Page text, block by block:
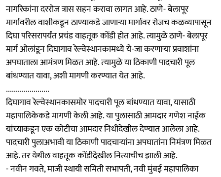
नागरिकांना दररोज त्रास सहन करावा लागत आहे. ठाणे- बेलापूर
मार्गावरील वाशीकडून ठाण्याकडे जाणाऱ्या मार्गावर रोजच कळव्यापासून
दिघा परिसरापर्यंत प्रचंड वाहतूक कोंडी होत आहे. त्यामुळे ठाणे- बेलापूर
मार्ग ओलांडून दिघागाव रेल्वेस्थानकामध्ये ये-जा करणाऱ्या प्रवाशांना
अपघाताला आमंत्रण मिळत आहे. त्‍यामुळे या ठिकाणी पादचारी पूल
बांधण्यात यावा, अशी मागणी करण्यात येत आहे.
......................
दिघागाव रेल्वेस्थानकासमोर पादचारी पूल बांधण्यात यावा, यासाठी
महापालिकेकडे मागणी केली आहे. या पुलासाठी आमदार गणेश नाईक
यांच्याकडून एक कोटीचा आमदार निधीदेखील देण्यात आलेला आहे.
पादचारी पुलाअभावी या ठिकाणी पादचाऱ्यांना अपघातांना निमंत्रण मिळत
आहे. तर येथील वाहतूक कोंडीदेखील नित्याचीच झाली आहे.
- नवीन गवते, माजी स्थायी समिती सभापती, नवी मुंबई महापालिका